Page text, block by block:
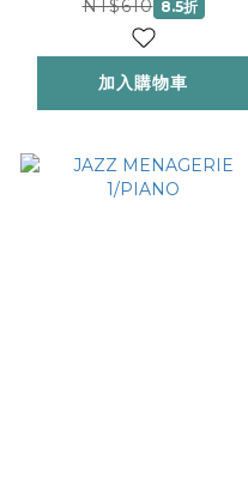
ーツ ポップス！」
NT$610 8.5折
加入購物車